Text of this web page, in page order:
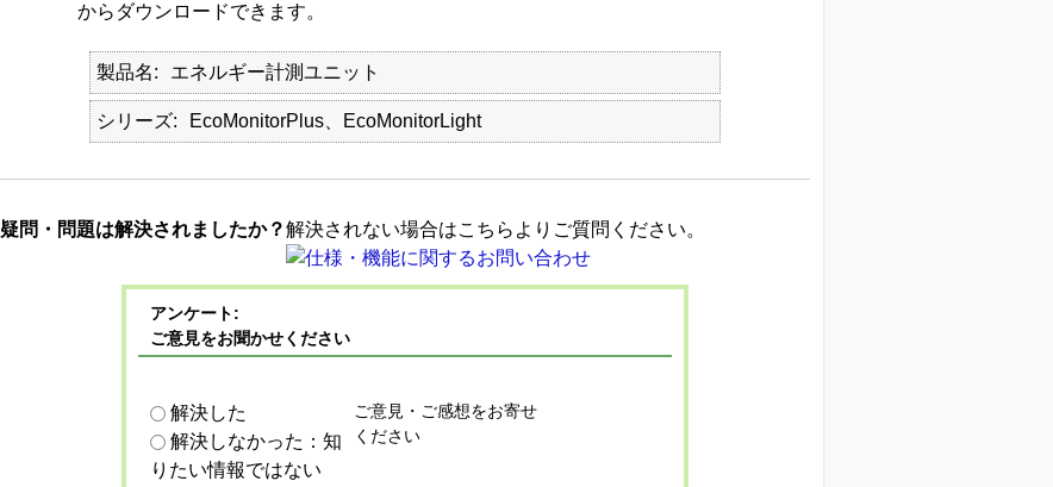
からダウンロードできます。
製品名 エネルギー計測ユニット
シリーズ EcoMonitorPlus、EcoMonitorLight
疑問・問題は解決されましたか？解決されない場合はこちらよりご質問ください。
アンケート:
ご意見をお聞かせください
解決した
解決しなかった：知
りたい情報ではない
ご意見・ご感想をお寄せ
ください